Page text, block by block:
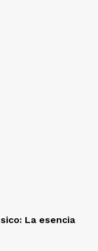
La esencia